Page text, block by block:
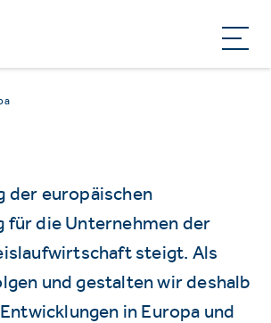
der europäischen
für die Unternehmen der
steigt. Als
und gestalten wir deshalb
in Europa und